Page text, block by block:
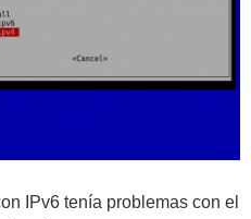
IPv6 tenía problemas con el